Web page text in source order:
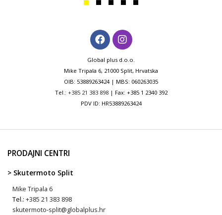
Global plus d.o.o.
Mike Tripala 6, 21000 Split, Hrvatska
OIB: 53889263424 | MBS: 060263035
Tel.: +385 21 383 898| Fax: +385 1 2340 392
PDV ID: HR53889263424
PRODAJNI CENTRI
> Skutermoto Split
Mike Tripala 6
Tel.: +385 21 383 898
skutermoto-split@globalplus.hr